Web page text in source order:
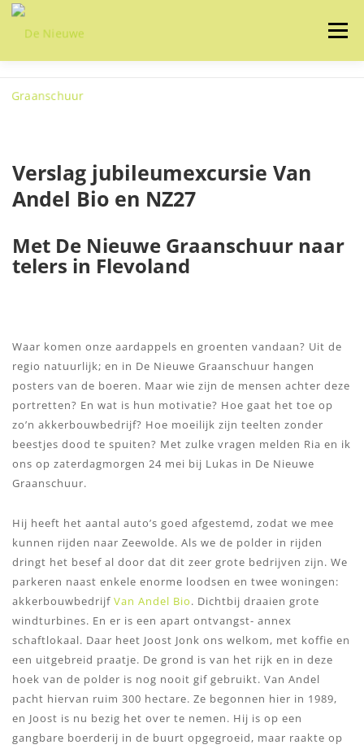
Ga
Menu
HOME OVER ONS
Verslag jubileumexcursie Van
Andel Bio en NZ27
Met De Nieuwe Graanschuur naar
telers in Flevoland
Waar komen onze aardappels en groenten vandaan? Uit de
regio natuurlijk; en in De Nieuwe Graanschuur hangen
posters van de boeren. Maar wie zijn de mensen achter deze
portretten? En wat is hun motivatie? Hoe gaat het toe op
zo’n akkerbouwbedrijf? Hoe moeilijk zijn teelten zonder
beestjes dood te spuiten? Met zulke vragen melden Ria en ik
ons op zaterdagmorgen 24 mei bij Lukas in De Nieuwe
Graanschuur.
Hij heeft het aantal auto’s goed afgestemd, zodat we mee
kunnen rijden naar Zeewolde. Als we de polder in rijden
dringt het besef al door dat dit zeer grote bedrijven zijn. We
parkeren naast enkele enorme loodsen en twee woningen:
akkerbouwbedrijf Van Andel Bio. Dichtbij draaien grote
windturbines. En er is een apart ontvangst- annex
schaftlokaal. Daar heet Joost Jonk ons welkom, met koffie en
een uitgebreid praatje. De grond is van het rijk en in deze
hoek van de polder is nog nooit gif gebruikt. Van Andel
pacht hiervan ruim 300 hectare. Ze begonnen hier in 1989,
en Joost is nu bezig het over te nemen. Hij is op een
gangbare boerderij in de buurt opgegroeid, maar raakte op